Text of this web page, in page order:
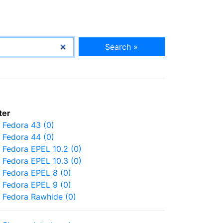
Search »
Fedora 43 (0)
Fedora 44 (0)
Fedora EPEL 10.2 (0)
Fedora EPEL 10.3 (0)
Fedora EPEL 8 (0)
Fedora EPEL 9 (0)
Fedora Rawhide (0)